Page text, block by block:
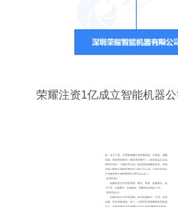
荣耀注资1亿成立智能机器